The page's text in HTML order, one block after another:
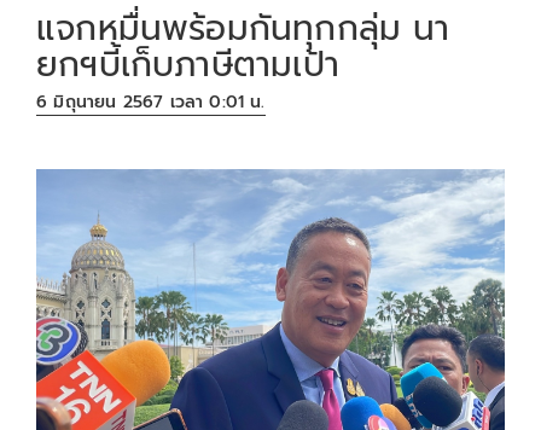
แจกหมื่นพร้อมกันทุกกลุ่ม นา
ยกฯบี้เก็บภาษีตามเป้า
6 มิถุนายน 2567 เวลา 0:01 น.